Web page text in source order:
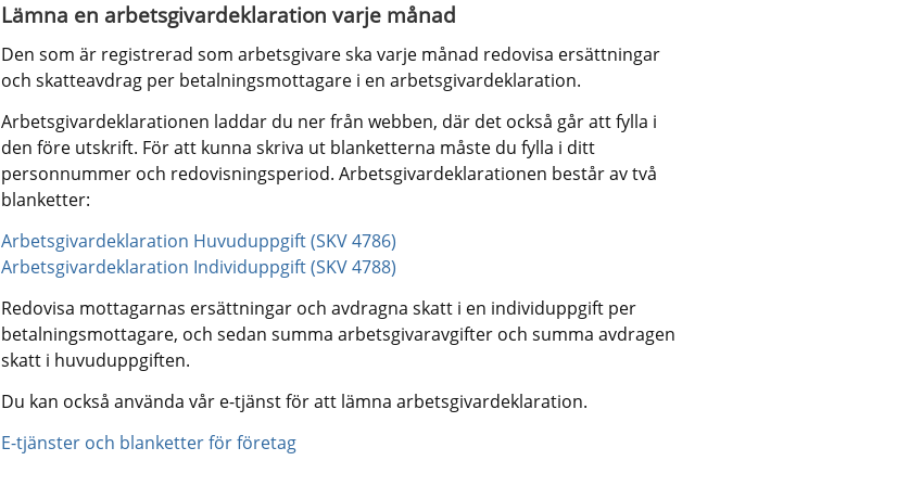
Lämna en arbetsgivardeklaration varje månad
Den som är registrerad som arbetsgivare ska varje månad redovisa ersättningar
och skatteavdrag per betalningsmottagare i en arbetsgivardeklaration.
Arbetsgivardeklarationen laddar du ner från webben, där det också går att fylla i
den före utskrift. För att kunna skriva ut blanketterna måste du fylla i ditt
personnummer och redovisningsperiod. Arbetsgivardeklarationen består av två
blanketter:
Arbetsgivardeklaration Huvuduppgift (SKV 4786)
Arbetsgivardeklaration Individuppgift (SKV 4788)
Redovisa mottagarnas ersättningar och avdragna skatt i en individuppgift per
betalningsmottagare, och sedan summa arbetsgivaravgifter och summa avdragen
skatt i huvuduppgiften.
Du kan också använda vår e-tjänst för att lämna arbetsgivardeklaration.
E-tjänster och blanketter för företag